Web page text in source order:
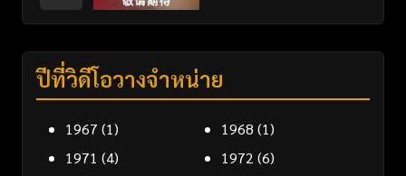
ปีที่วิดีโอวางจำหน่าย
1967 (1) 1968 (1)
1971 (4) 1972 (6)